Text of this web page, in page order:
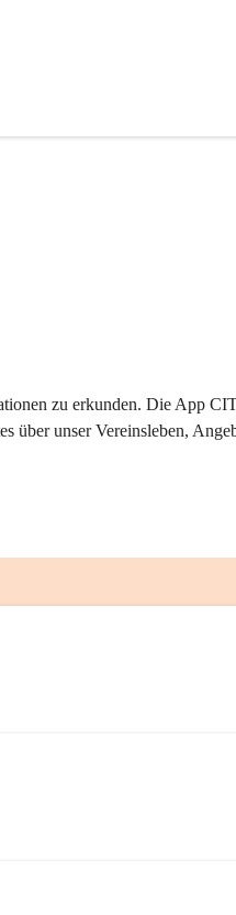
zu erkunden. Die App
über unser Vereinsleben,